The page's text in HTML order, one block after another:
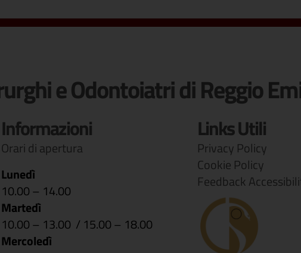
e Odontoiatri di Reggio
Informazioni
Orari di apertura
Lunedì
10.00 – 14.00
Martedì
10.00 – 13.00 / 15.00 – 18.00
Mercoledì
Links Utili
Privacy Policy
Cookie Policy
Feedback